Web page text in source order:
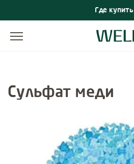
Где купить
Сульфат меди